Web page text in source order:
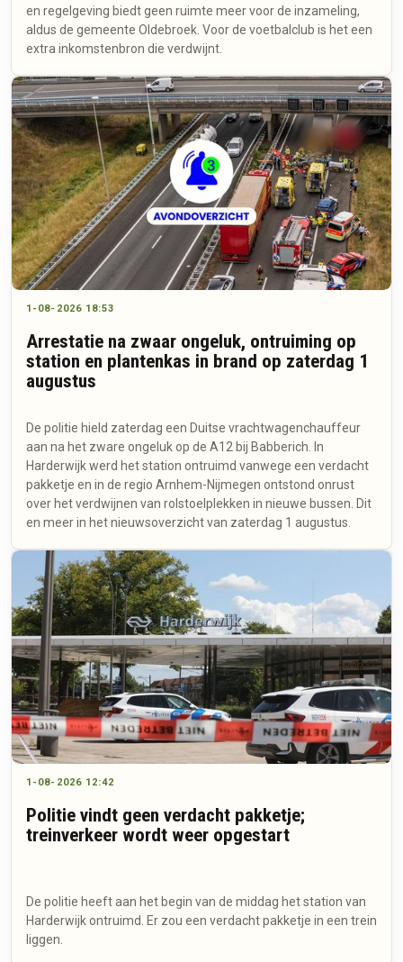
en regelgeving biedt geen ruimte meer voor de inzameling,
aldus de gemeente Oldebroek. Voor de voetbalclub is het een
extra inkomstenbron die verdwijnt.
1-08-2026 18:53
Arrestatie na zwaar ongeluk, ontruiming op
station en plantenkas in brand op zaterdag 1
augustus
De politie hield zaterdag een Duitse vrachtwagenchauffeur
aan na het zware ongeluk op de A12 bij Babberich. In
Harderwijk werd het station ontruimd vanwege een verdacht
pakketje en in de regio Arnhem-Nijmegen ontstond onrust
over het verdwijnen van rolstoelplekken in nieuwe bussen. Dit
en meer in het nieuwsoverzicht van zaterdag 1 augustus.
1-08-2026 12:42
Politie vindt geen verdacht pakketje;
treinverkeer wordt weer opgestart
De politie heeft aan het begin van de middag het station van
Harderwijk ontruimd. Er zou een verdacht pakketje in een trein
liggen.